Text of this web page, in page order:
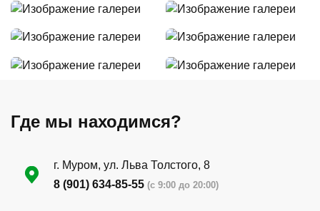
Где мы находимся?
г. Муром, ул. Льва Толстого, 8
8 (901) 634-85-55 (с 9:00 до 20:00)